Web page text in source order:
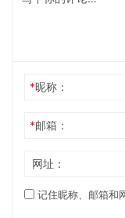
*昵称：
*邮箱：
网址：
记住昵称、邮箱和